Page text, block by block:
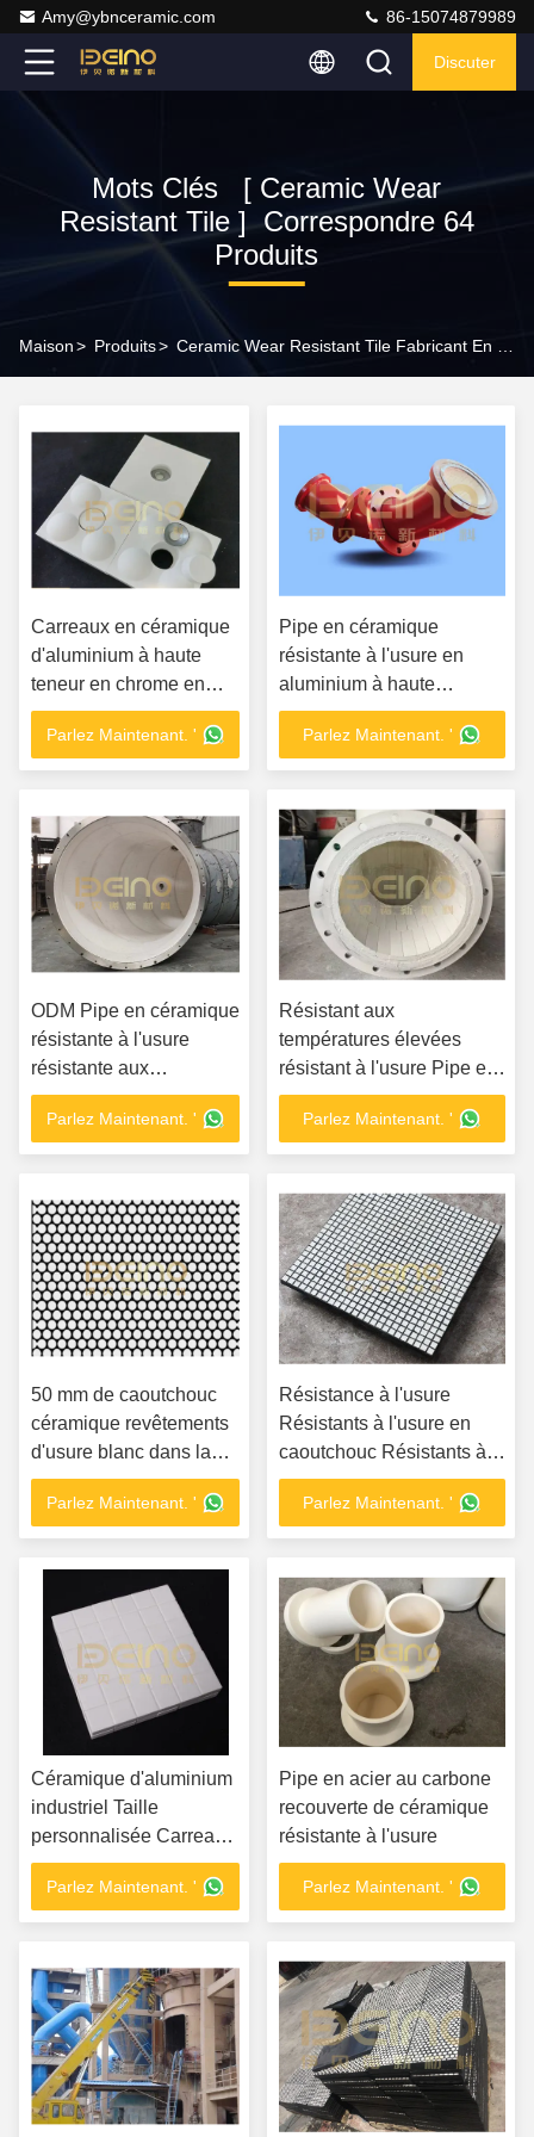
Amy@ybnceramic.com 86-15074879989
Discuter
Mots Clés [ Ceramic Wear
Resistant Tile ] Correspondre 64
Produits
Maison> Produits>
Carreaux en céramique
d'aluminium à haute
teneur en chrome en
fonte de fer en
céramique résistant à
l'usure
Parlez Maintenant. '
Pipe en céramique
résistante à l'usure en
aluminium à haute
résistance pour les
surfaces vitrées
industrielles
Parlez Maintenant. '
ODM Pipe en céramique
résistante à l'usure
résistante aux
températures élevées
Carreaux en céramique
d'aluminium
Parlez Maintenant. '
Résistant aux
températures élevées
résistant à l'usure Pipe en
céramique syntrée sur
mesure
Parlez Maintenant. '
50 mm de caoutchouc
céramique revêtements
d'usure blanc dans la
construction pratique
Parlez Maintenant. '
Résistance à l'usure
Résistants à l'usure en
caoutchouc Résistants à
l'usure en céramique
Résistants à l'usure en
céramique Résistants à
Parlez Maintenant. '
Céramique d'aluminium
industriel Taille
personnalisée Carreaux
d'usure en céramique
Parlez Maintenant. '
Pipe en acier au carbone
recouverte de céramique
résistante à l'usure
Parlez Maintenant. '